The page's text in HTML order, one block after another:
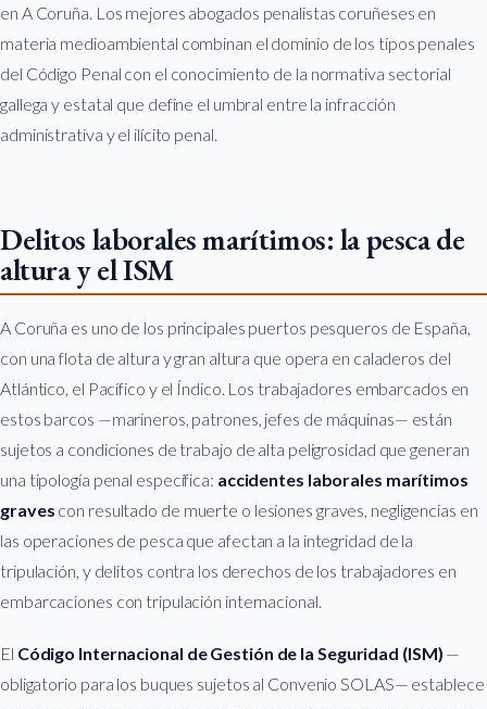
en A Coruña. Los mejores abogados penalistas coruñeses en
materia medioambiental combinan el dominio de los tipos penales
del Código Penal con el conocimiento de la normativa sectorial
gallega y estatal que define el umbral entre la infracción
administrativa y el ilícito penal.
Delitos laborales marítimos: la pesca de
altura y el ISM
A Coruña es uno de los principales puertos pesqueros de España,
con una flota de altura y gran altura que opera en caladeros del
Atlántico, el Pacífico y el Índico. Los trabajadores embarcados en
estos barcos —marineros, patrones, jefes de máquinas— están
sujetos a condiciones de trabajo de alta peligrosidad que generan
una tipología penal específica: accidentes laborales marítimos
graves con resultado de muerte o lesiones graves, negligencias en
las operaciones de pesca que afectan a la integridad de la
tripulación, y delitos contra los derechos de los trabajadores en
embarcaciones con tripulación internacional.
El Código Internacional de Gestión de la Seguridad (ISM) —
obligatorio para los buques sujetos al Convenio SOLAS— establece